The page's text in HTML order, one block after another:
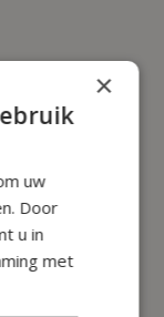
×
uw
Door
u in
met